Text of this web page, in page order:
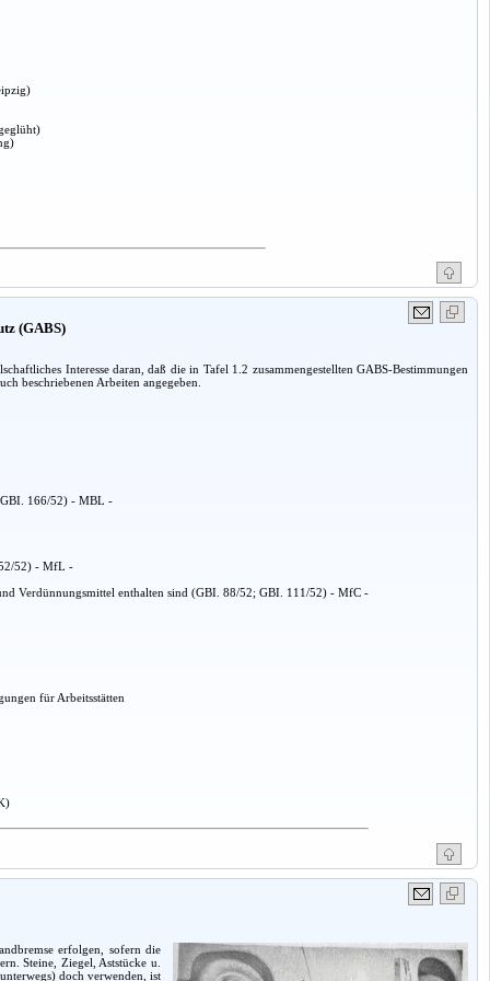
(GABS)
Interesse daran, daß die in Tafel 1.2 zusammengestellten GABS-Bestimmungen
beschriebenen Arbeiten angegeben.
166/52) - MBL -
52) - MfL -
Verdünnungsmittel enthalten sind (GBI. 88/52; GBI. 111/52) - MfC -
für Arbeitsstätten
erfolgen, sofern die
Steine, Ziegel, Aststücke u.
doch verwenden, ist